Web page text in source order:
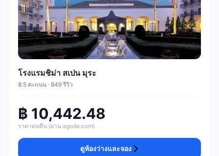
โรงแรมชิม่า สเปน มุระ
8.5 คะแนน · 849 รีวิว
฿ 10,442.48
ราคาต่อคืน (ผ่าน agoda.com)
ดูห้องว่างและจอง